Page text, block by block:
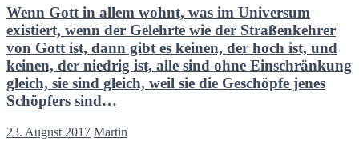
das
eigene
Leben.
Wenn Gott in allem wohnt, was im Universum
existiert, wenn der Gelehrte wie der Straßenkehrer
von Gott ist, dann gibt es keinen, der hoch ist, und
keinen, der niedrig ist, alle sind ohne Einschränkung
gleich, sie sind gleich, weil sie die Geschöpfe jenes
Schöpfers sind…
23. August 2017 Martin